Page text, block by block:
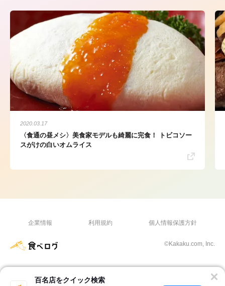
百名店をクイック検索
2020.03.17
〈食通の昼メシ〉美食家モデルも綺麗に完食！ トビコソー
スがけの白いオムライス
企業情報 利用規約 個人情報保護方針
©Kakaku.com, Inc.